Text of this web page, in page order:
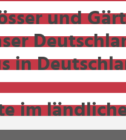
und
in
im